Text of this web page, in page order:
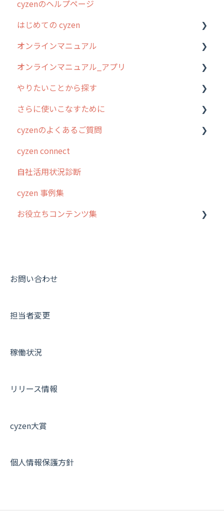
cyzenのヘルプページ
はじめての cyzen
0. はじめてのcyzenの使い方
1. cyzenについて知ろう
2. 主要機能の概要
3. cyzenの位置情報取得について
4. cyzen利用前の準備：システム管理者編
5. 基本的な使い方：システム管理者編
6. 基本的な使い方：ユーザー編
7. 初心者向けよくある質問集
8. 用語集
【業界業種別】cyzen設定方法
オンラインマニュアル
管理サイトの使い始め
ユーザー・グループ管理
行動管理
予定管理
スポット
ステータス・主観
報告書・行動種別
勤怠管理
帳票出力
商品
オンラインマニュアル_アプリ
アプリの使い始め
ホーム画面
スポット
報告閲覧
予定
日報
履歴
パフォーマンス
お知らせ
やりたいことから探す
行動管理
勤怠管理
予定管理
スポット
ステータス・主観
報告書・行動種別
活動通知
商品
さらに使いこなすために
はじめに
スポット・ステータス関連オプション
交通費自動計算
安全走行支援
写真管理・高画質化
その他オプション
契約・その他
cyzenのよくあるご質問
ログインについて
グループ・ユーザーについて
GPS・位置情報 について
ルート自動記録 について
報告書について
メンバー画面について
その他よくある質問
cyzen connect
自社活用状況診断
cyzen 事例集
お役立ちコンテンツ集
動画集：共通
お問い合わせ
担当者変更
稼働状況
リリース情報
cyzen大賞
個人情報保護方針